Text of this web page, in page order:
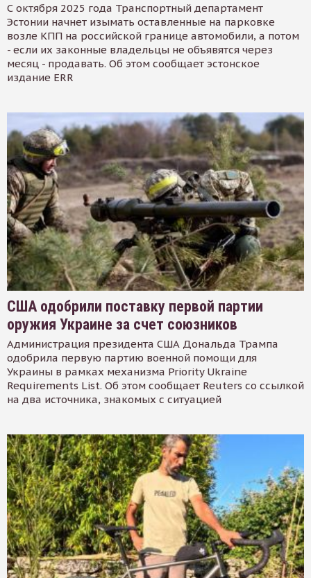
С октября 2025 года Транспортный департамент
Эстонии начнет изымать оставленные на парковке
возле КПП на российской границе автомобили, а потом
- если их законные владельцы не объявятся через
месяц - продавать. Об этом сообщает эстонское
издание ERR
США одобрили поставку первой партии
оружия Украине за счет союзников
Администрация президента США Дональда Трампа
одобрила первую партию военной помощи для
Украины в рамках механизма Priority Ukraine
Requirements List. Об этом сообщает Reuters со ссылкой
на два источника, знакомых с ситуацией